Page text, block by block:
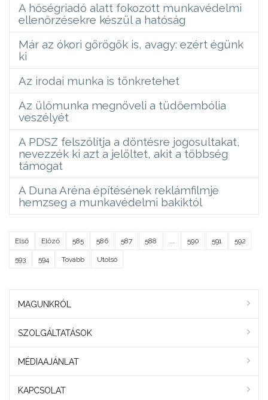
A hőségriadó alatt fokozott munkavédelmi
ellenőrzésekre készül a hatóság
Már az ókori görögök is, avagy: ezért égünk
ki
Az irodai munka is tönkretehet
Az ülőmunka megnöveli a tüdőembólia
veszélyét
A PDSZ felszólítja a döntésre jogosultakat,
nevezzék ki azt a jelöltet, akit a többség
támogat
A Duna Aréna építésének reklámfilmje
hemzseg a munkavédelmi bakiktól
Első Előző 585 586 587 588 590 591 592
593 594 Tovább Utolsó
MAGUNKRÓL
SZOLGÁLTATÁSOK
MÉDIAAJÁNLAT
KAPCSOLAT